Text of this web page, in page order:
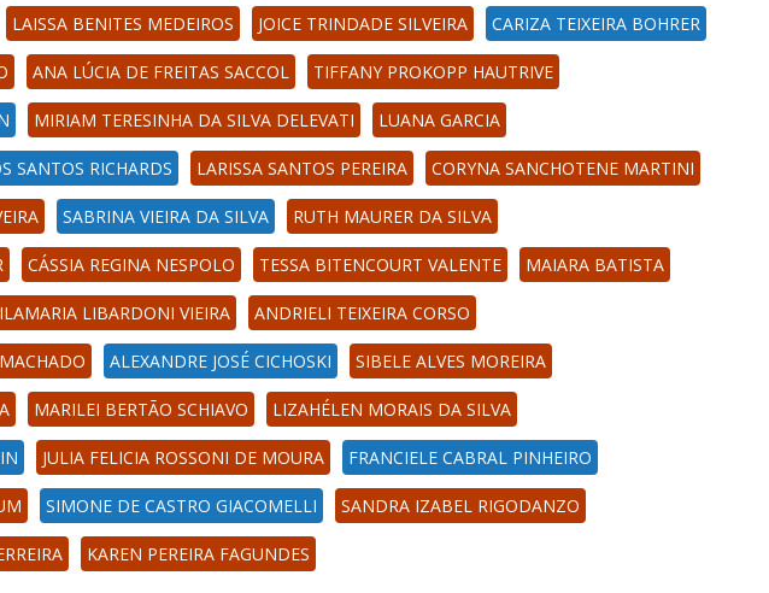
LAISSA BENITES MEDEIROS JOICE TRINDADE SILVEIRA CARIZA TEIXEIRA BOHRER
ANA LÚCIA DE FREITAS SACCOL TIFFANY PROKOPP HAUTRIVE
MIRIAM TERESINHA DA SILVA DELEVATI LUANA GARCIA
SANTOS RICHARDS LARISSA SANTOS PEREIRA CORYNA SANCHOTENE MARTINI
SABRINA VIEIRA DA SILVA RUTH MAURER DA SILVA
CÁSSIA REGINA NESPOLO TESSA BITENCOURT VALENTE MAIARA BATISTA
LIBARDONI VIEIRA ANDRIELI TEIXEIRA CORSO
ALEXANDRE JOSÉ CICHOSKI SIBELE ALVES MOREIRA
MARILEI BERTÃO SCHIAVO LIZAHÉLEN MORAIS DA SILVA
JULIA FELICIA ROSSONI DE MOURA FRANCIELE CABRAL PINHEIRO
SIMONE DE CASTRO GIACOMELLI SANDRA IZABEL RIGODANZO
KAREN PEREIRA FAGUNDES